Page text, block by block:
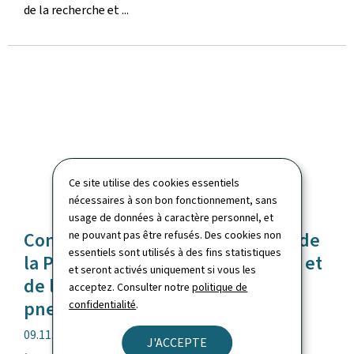
Ce site utilise des cookies essentiels
nécessaires à son bon fonctionnement, sans
usage de données à caractère personnel, et
ne pouvant pas être refusés. Des cookies non
essentiels sont utilisés à des fins statistiques
et seront activés uniquement si vous les
acceptez. Consulter notrepolitique de
confidentialité.
J'ACCEPTE
de la recherche et ...
Contrôles conjoints du ministère de
la Protection des consommateurs et
de l'ILNAS dans le secteur des
pneumatiques
date
09.11.2023